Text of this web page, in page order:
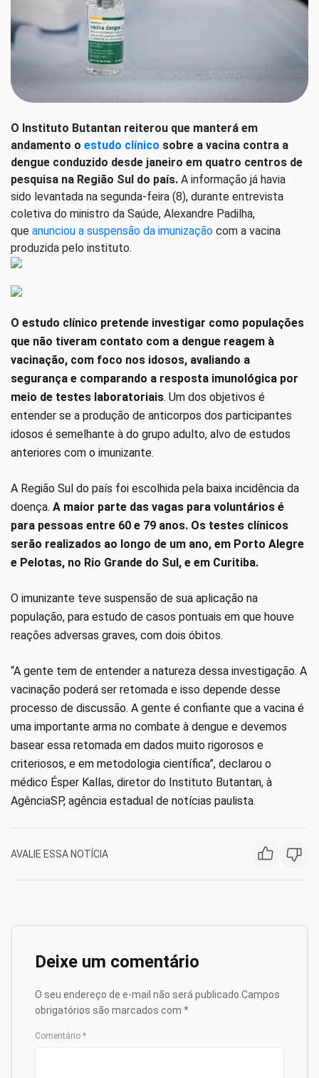
O Instituto Butantan reiterou que manterá em
andamento o estudo clínico sobre a vacina contra a
dengue conduzido desde janeiro em quatro centros de
pesquisa na Região Sul do país. A informação já havia
sido levantada na segunda-feira (8), durante entrevista
coletiva do ministro da Saúde, Alexandre Padilha,
que anunciou a suspensão da imunização com a vacina
produzida pelo instituto.
O estudo clínico pretende investigar como populações
que não tiveram contato com a dengue reagem à
vacinação, com foco nos idosos, avaliando a
segurança e comparando a resposta imunológica por
meio de testes laboratoriais. Um dos objetivos é
entender se a produção de anticorpos dos participantes
idosos é semelhante à do grupo adulto, alvo de estudos
anteriores com o imunizante.
A Região Sul do país foi escolhida pela baixa incidência da
doença. A maior parte das vagas para voluntários é
para pessoas entre 60 e 79 anos. Os testes clínicos
serão realizados ao longo de um ano, em Porto Alegre
e Pelotas, no Rio Grande do Sul, e em Curitiba.
O imunizante teve suspensão de sua aplicação na
população, para estudo de casos pontuais em que houve
reações adversas graves, com dois óbitos.
“A gente tem de entender a natureza dessa investigação. A
vacinação poderá ser retomada e isso depende desse
processo de discussão. A gente é confiante que a vacina é
uma importante arma no combate à dengue e devemos
basear essa retomada em dados muito rigorosos e
criteriosos, e em metodologia científica”, declarou o
médico Ésper Kallas, diretor do Instituto Butantan, à
AgênciaSP, agência estadual de notícias paulista.
AVALIE ESSA NOTÍCIA
Deixe um comentário
O seu endereço de e-mail não será publicado. Campos
obrigatórios são marcados com *
Comentário *